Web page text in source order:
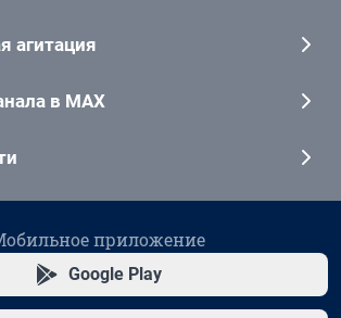
агитация
в MAX
приложение
Google Play